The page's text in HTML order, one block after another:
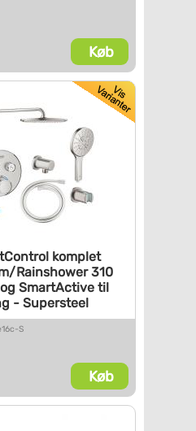
Køb
komplet
Rainshower 310
SmartActive til
- Supersteel
S
Køb